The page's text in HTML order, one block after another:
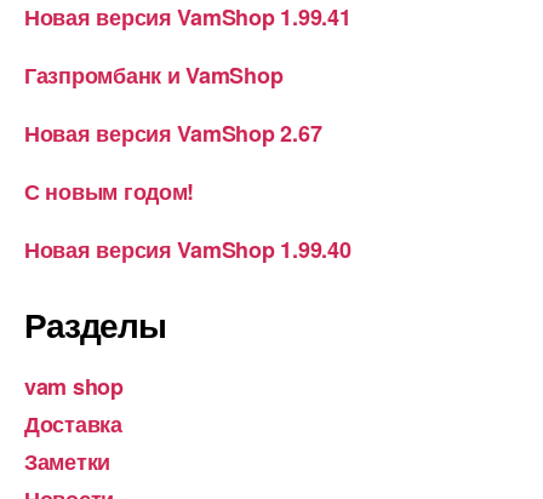
Новая версия VamShop 1.99.41
Газпромбанк и VamShop
Новая версия VamShop 2.67
С новым годом!
Новая версия VamShop 1.99.40
Разделы
vam shop
Доставка
Заметки